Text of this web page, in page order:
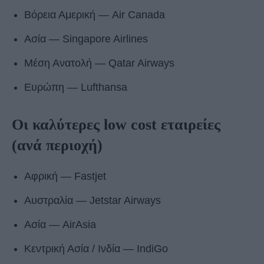
Βόρεια Αμερική ― Air Canada
Ασία ― Singapore Airlines
Μέση Ανατολή ― Qatar Airways
Ευρώπη ― Lufthansa
Οι καλύτερες low cost εταιρείες
(ανά περιοχή)
Αφρική ― Fastjet
Αυστραλία ― Jetstar Airways
Ασία ― AirAsia
Κεντρική Ασία / Ινδία ― IndiGo